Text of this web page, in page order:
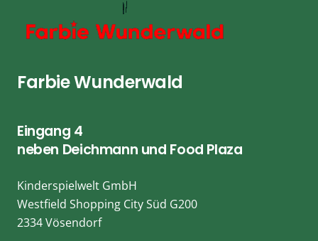
Farbie Wunderwald
Eingang 4
neben Deichmann und Food Plaza
Kinderspielwelt GmbH
Westfield Shopping City Süd G200
2334 Vösendorf